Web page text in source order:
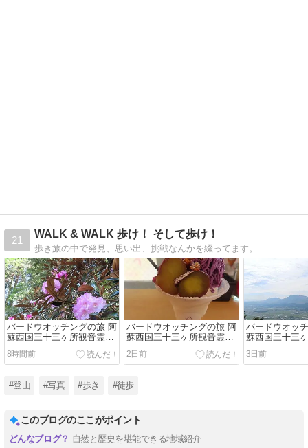
21
WALK & WALK 歩け！ そして歩け！
歩き旅の中で発見、思い出、挑戦なんかを綴ってます。
バードウオッチングの旅 阿
蘇西国三十三ヶ所観音霊場
巡り 4日目 part1
8時間前
バードウオッチングの旅 阿
蘇西国三十三ヶ所観音霊場
巡り 3日目 part4
2日前
バードウオッ
蘇西国三十三
巡り 3日目
3日前
#登山 #写真 #歩き #徒歩
このブログのここがポイント
自然と歴史を堪能できる地域紹介